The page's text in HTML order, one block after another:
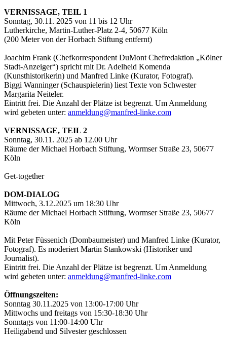
VERNISSAGE, TEIL 1
Sonntag, 30.11. 2025 von 11 bis 12 Uhr
Lutherkirche, Martin-Luther-Platz 2-4, 50677 Köln
(200 Meter von der Horbach Stiftung entfernt)
Joachim Frank (Chefkorrespondent DuMont Chefredaktion „Kölner
Stadt-Anzeiger“) spricht mit Dr. Adelheid Komenda
(Kunsthistorikerin) und Manfred Linke (Kurator, Fotograf).
Biggi Wanninger (Schauspielerin) liest Texte von Schwester
Margarita Neiteler.
Eintritt frei. Die Anzahl der Plätze ist begrenzt. Um Anmeldung
wird gebeten unter: anmeldung@manfred-linke.com
VERNISSAGE, TEIL 2
Sonntag, 30.11. 2025 ab 12.00 Uhr
Räume der Michael Horbach Stiftung, Wormser Straße 23, 50677
Köln
Get-together
DOM-DIALOG
Mittwoch, 3.12.2025 um 18:30 Uhr
Räume der Michael Horbach Stiftung, Wormser Straße 23, 50677
Köln
Mit Peter Füssenich (Dombaumeister) und Manfred Linke (Kurator,
Fotograf). Es moderiert Martin Stankowski (Historiker und
Journalist).
Eintritt frei. Die Anzahl der Plätze ist begrenzt. Um Anmeldung
wird gebeten unter: anmeldung@manfred-linke.com
Öffnungszeiten:
Sonntag 30.11.2025 von 13:00-17:00 Uhr
Mittwochs und freitags von 15:30-18:30 Uhr
Sonntags von 11:00-14:00 Uhr
Heiligabend und Silvester geschlossen